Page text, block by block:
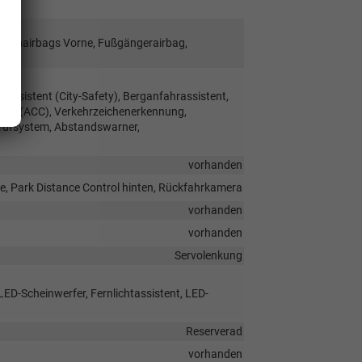
Vorne, Fußgängerairbag,
(City-Safety), Berganfahrassistent,
(ACC), Verkehrzeichenerkennung,
Abstandswarner,
vorhanden
Park Distance Control hinten, Rückfahrkamera
vorhanden
vorhanden
Servolenkung
Scheinwerfer, Fernlichtassistent, LED-
Reserverad
vorhanden